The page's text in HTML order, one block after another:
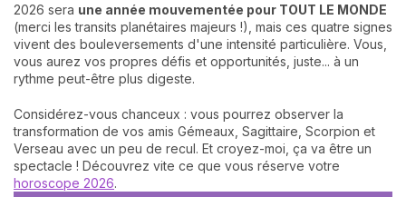
2026 sera une année mouvementée pour TOUT LE MONDE
(merci les transits planétaires majeurs !), mais ces quatre signes
vivent des bouleversements d'une intensité particulière. Vous,
vous aurez vos propres défis et opportunités, juste... à un
rythme peut-être plus digeste.
Considérez-vous chanceux : vous pourrez observer la
transformation de vos amis Gémeaux, Sagittaire, Scorpion et
Verseau avec un peu de recul. Et croyez-moi, ça va être un
spectacle ! Découvrez vite ce que vous réserve votre
horoscope 2026.